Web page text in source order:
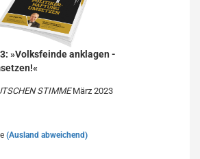
»Volksfeinde anklagen -
STIMMEMärz 2023
(Ausland abweichend)